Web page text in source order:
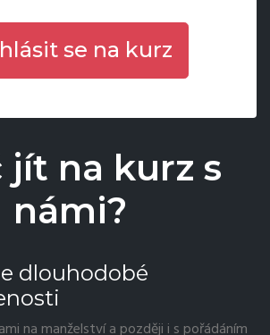
se na kurz
jít na kurz s
námi?
dlouhodobé
na manželství a později i s pořádáním